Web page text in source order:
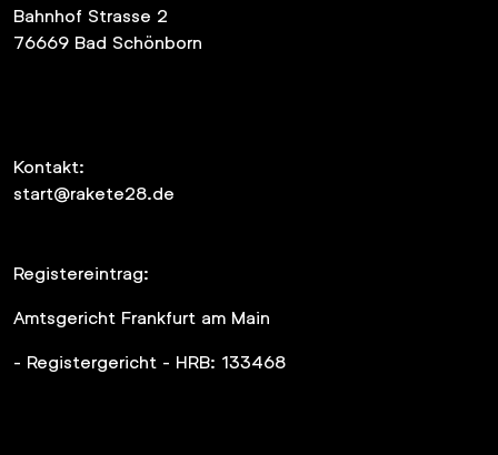
Bahnhof Strasse 2
76669 Bad Schönborn
Kontakt:
start@rakete28.de
Registereintrag:
Amtsgericht Frankfurt am Main
- Registergericht - HRB: 133468